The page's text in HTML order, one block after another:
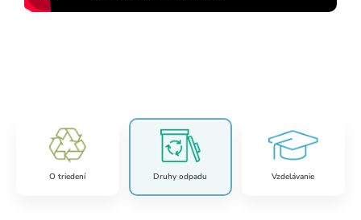
O triedení Druhy odpadu Vzdelávanie